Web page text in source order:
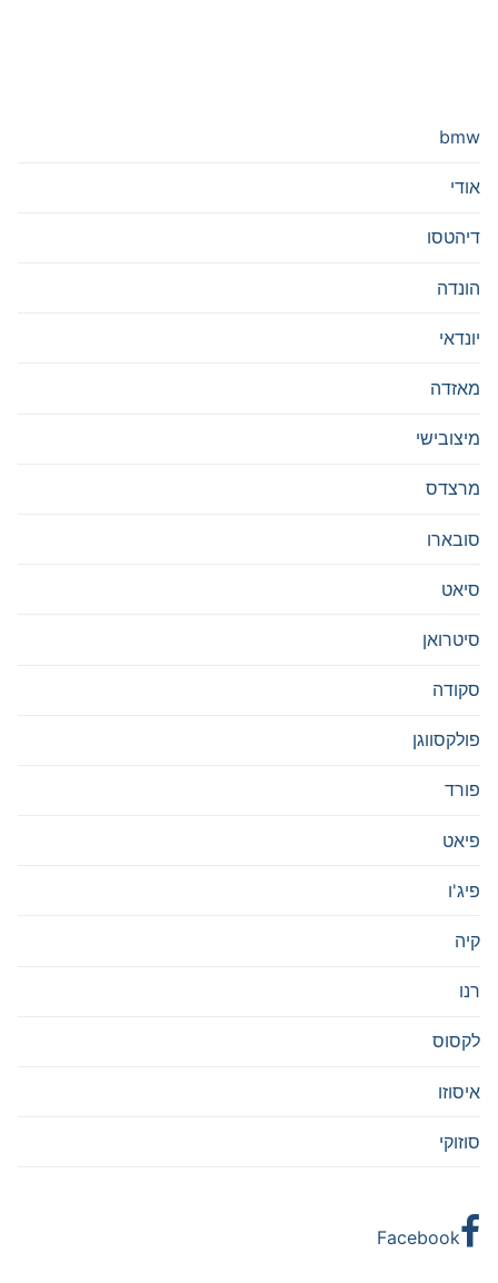
bmw
אודי
דיהטסו
הונדה
יונדאי
מאזדה
מיצובישי
מרצדס
סובארו
סיאט
סיטרואן
סקודה
פולקסווגן
פורד
פיאט
פיג'ו
קיה
רנו
לקסוס
איסוזו
סוזוקי
Facebook